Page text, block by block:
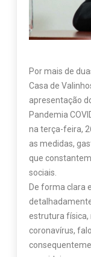
Por mais de
Casa de
apresentação
Pandemia
na terça-feira,
as medidas,
que
sociais.
De forma clara
estrutura física,
coronavírus,